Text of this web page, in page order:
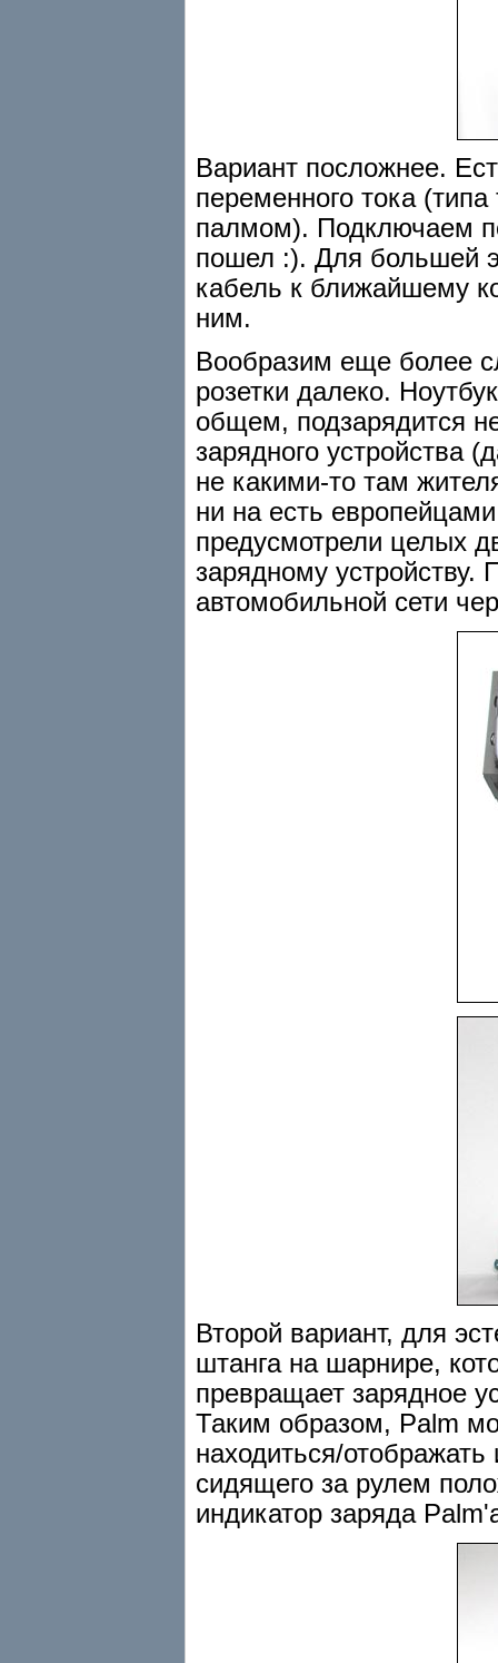
Вариант посложнее.
переменного тока (типа
палмом). Подключаем
пошел :). Для большей
кабель к ближайшему
ним.
Вообразим еще более
розетки далеко.
общем, подзарядится
зарядного устройства
не какими-то там
ни на есть
предусмотрели целых
зарядному устройству.
автомобильной сети
Второй вариант, для
штанга на шарнире,
превращает зарядное
Таким образом, Palm
находиться/
сидящего за рулем
индикатор заряда